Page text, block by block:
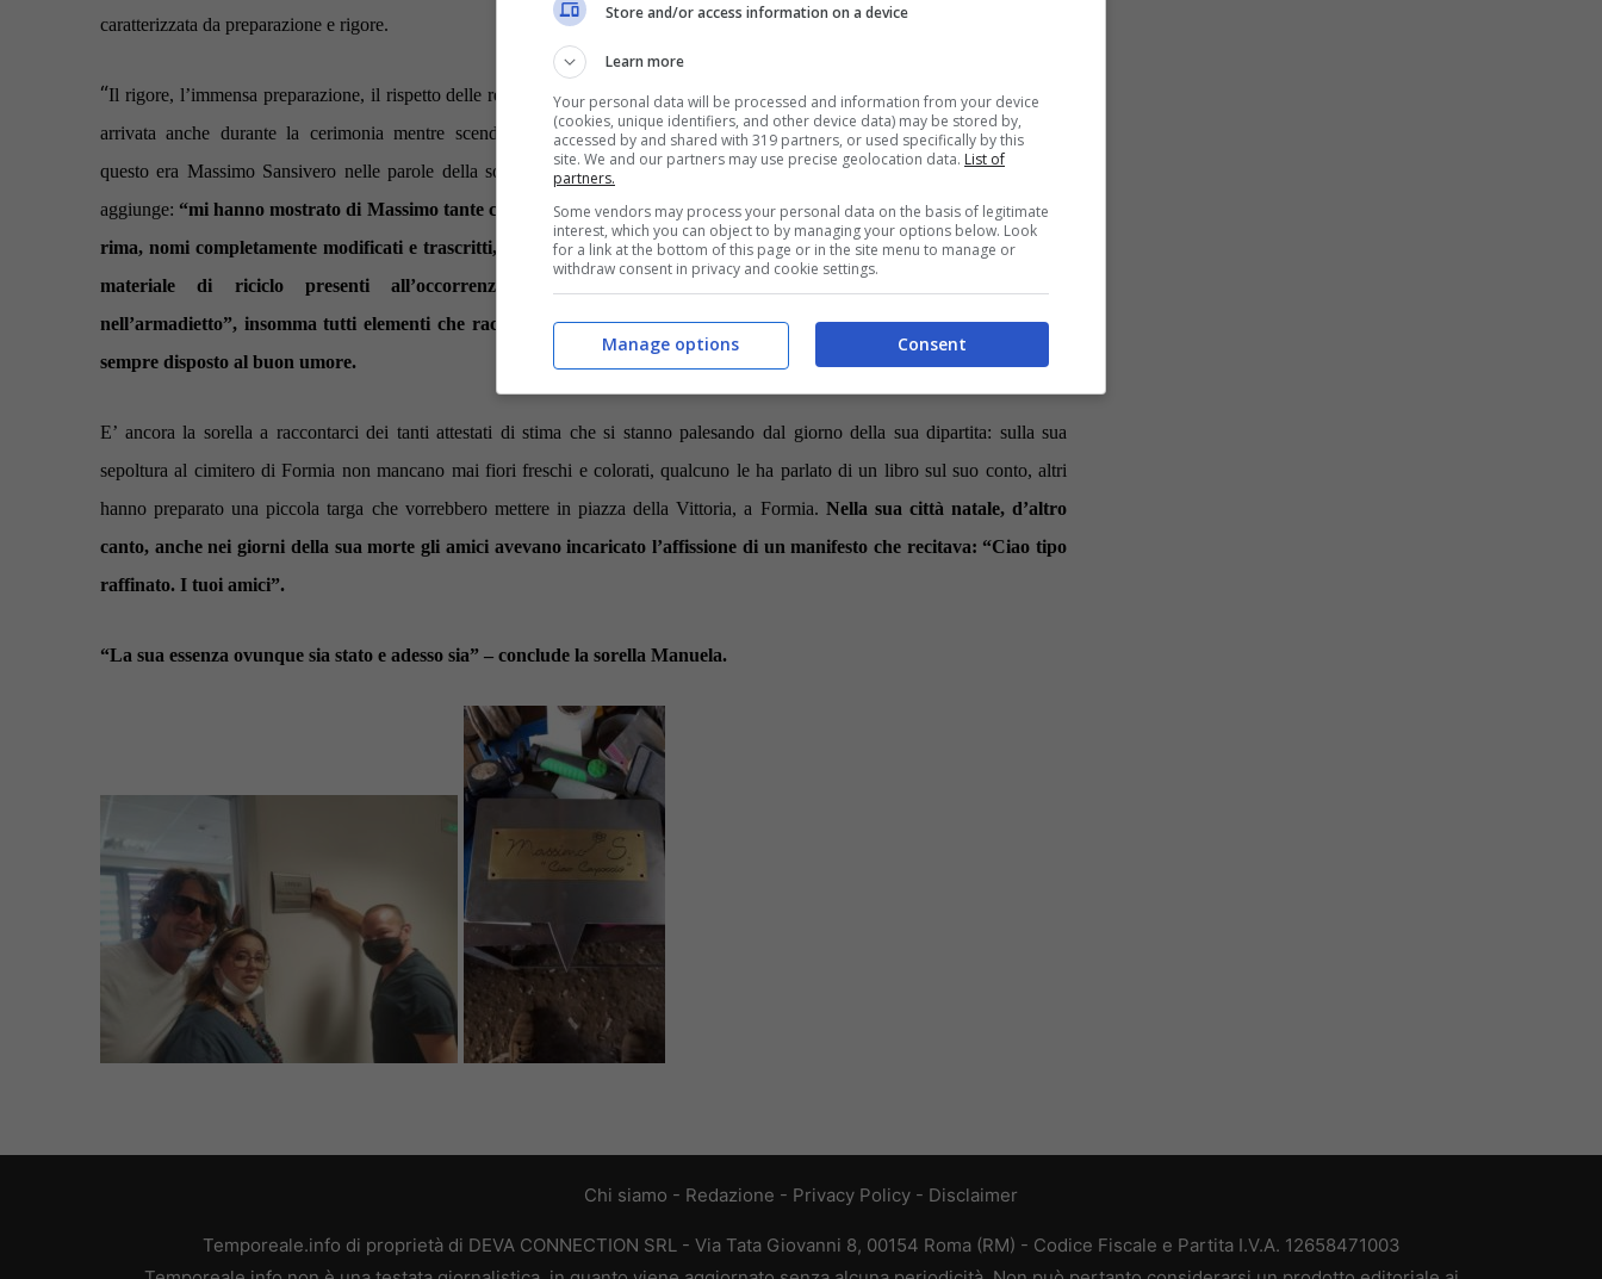
caratterizzata da preparazione e rigore.
“Il rigore, l’immensa preparazione, il rispetto delle regole. Una sorta di dualismo ma senza conflitto in essere. La sua serenità è
arrivata anche durante la cerimonia mentre scendeva qualche lacrima” ,
questo era Massimo Sansivero nelle parole della sorella Manuela, la quale
aggiunge: “mi hanno mostrato di Massimo tante cose: scritte personali in
rima, nomi completamente modificati e trascritti, freccette costruite con
materiale di riciclo presenti all’occorrenza e ben custodite
nell’armadietto”, insomma tutti elementi che raccontano un lavoratore
sempre disposto al buon umore.
E’ ancora la sorella a raccontarci dei tanti attestati di stima che si stanno palesando dal giorno della sua dipartita: sulla sua
sepoltura al cimitero di Formia non mancano mai fiori freschi e colorati, qualcuno le ha parlato di un libro sul suo conto, altri
hanno preparato una piccola targa che vorrebbero mettere in piazza della Vittoria, a Formia. Nella sua città natale, d’altro
canto, anche nei giorni della sua morte gli amici avevano incaricato l’affissione di un manifesto che recitava: “Ciao tipo
raffinato. I tuoi amici”.
“La sua essenza ovunque sia stato e adesso sia” – conclude la sorella Manuela.
Chi siamo - Redazione - Privacy Policy - Disclaimer
Temporeale.info di proprietà di DEVA CONNECTION SRL - Via Tata Giovanni 8, 00154 Roma (RM) - Codice Fiscale e Partita I.V.A. 12658471003
Store and/or access information on a device
Learn more
Your personal data will be processed and information from your device
(cookies, unique identifiers, and other device data) may be stored by,
accessed by and shared with 319 partners, or used specifically by this
site. We and our partners may use precise geolocation data. List of
partners.
Some vendors may process your personal data on the basis of legitimate
interest, which you can object to by managing your options below. Look
for a link at the bottom of this page or in the site menu to manage or
withdraw consent in privacy and cookie settings.
Consent
Manage options